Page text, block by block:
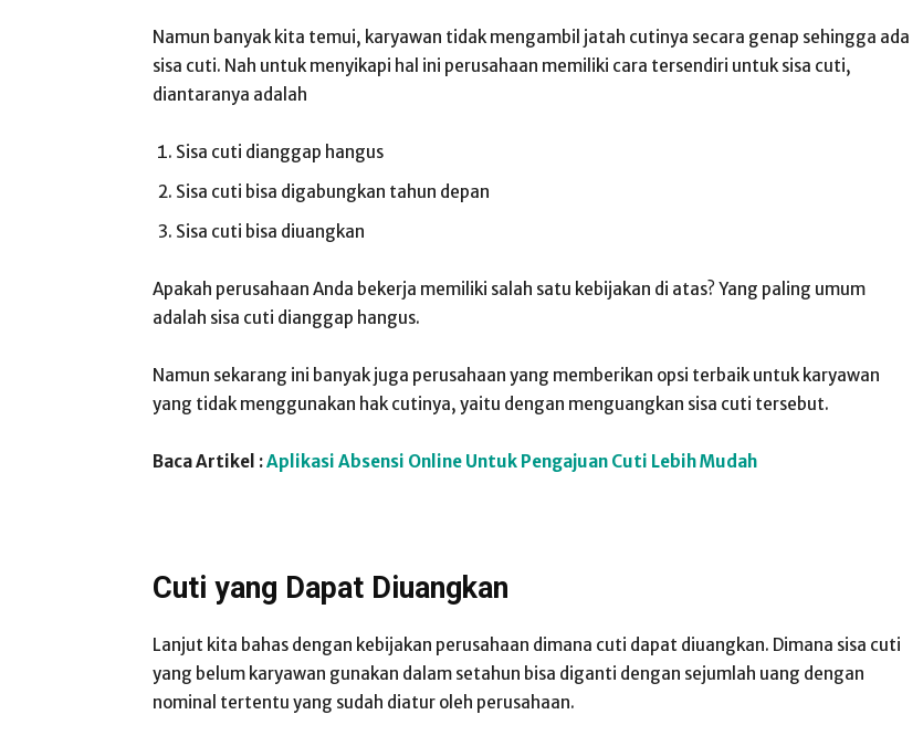
Namun banyak kita temui, karyawan tidak mengambil jatah cutinya secara genap sehingga ada
sisa cuti. Nah untuk menyikapi hal ini perusahaan memiliki cara tersendiri untuk sisa cuti,
diantaranya adalah
Sisa cuti dianggap hangus
Sisa cuti bisa digabungkan tahun depan
Sisa cuti bisa diuangkan
Apakah perusahaan Anda bekerja memiliki salah satu kebijakan di atas? Yang paling umum
adalah sisa cuti dianggap hangus.
Namun sekarang ini banyak juga perusahaan yang memberikan opsi terbaik untuk karyawan
yang tidak menggunakan hak cutinya, yaitu dengan menguangkan sisa cuti tersebut.
Baca Artikel :Aplikasi Absensi Online Untuk Pengajuan Cuti Lebih Mudah
Cuti yang Dapat Diuangkan
Lanjut kita bahas dengan kebijakan perusahaan dimana cuti dapat diuangkan. Dimana sisa cuti
yang belum karyawan gunakan dalam setahun bisa diganti dengan sejumlah uang dengan
nominal tertentu yang sudah diatur oleh perusahaan.